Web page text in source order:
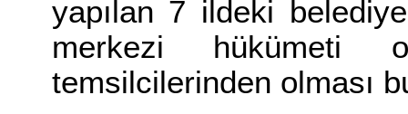
yapılan 7 ildeki
merkezi hükümeti
temsilcilerinden olması